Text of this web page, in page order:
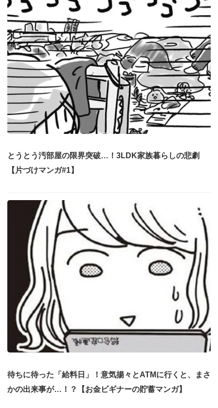
とうとう汚部屋の限界突破…！3LDK家族暮らしの悲劇
【片づけマンガ#1】
待ちに待った「給料日」！意気揚々とATMに行くと、まさ
かの出来事が…！？【お金ビギナーの貯蓄マンガ】